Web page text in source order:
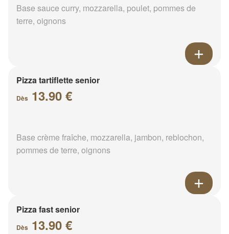
Base sauce curry, mozzarella, poulet, pommes de
terre, oignons
Pizza tartiflette senior
Dès 13.90 €
Base crème fraîche, mozzarella, jambon, reblochon,
pommes de terre, oignons
Pizza fast senior
Dès 13.90 €